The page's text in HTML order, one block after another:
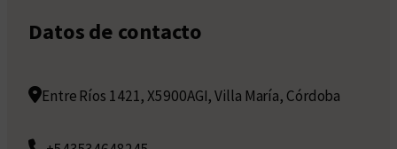
Datos de contacto
Entre Ríos 1421, X5900AGI, Villa María, Córdoba